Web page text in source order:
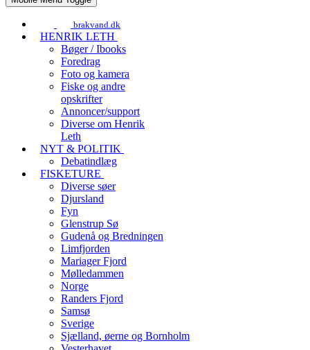
brakvand.dk
HENRIK LETH
Bøger / Ibooks
Foredrag
Foto og kamera
Fiske og andre
opskrifter
Annoncer/support
Diverse om Henrik
Leth
NYT & POLITIK
Debatindlæg
FISKETURE
Diverse søer
Djursland
Fyn
Glenstrup Sø
Gudenå og Bredningen
Limfjorden
Mariager Fjord
Mølledammen
Norge
Randers Fjord
Samsø
Sverige
Sjælland, øerne og Bornholm